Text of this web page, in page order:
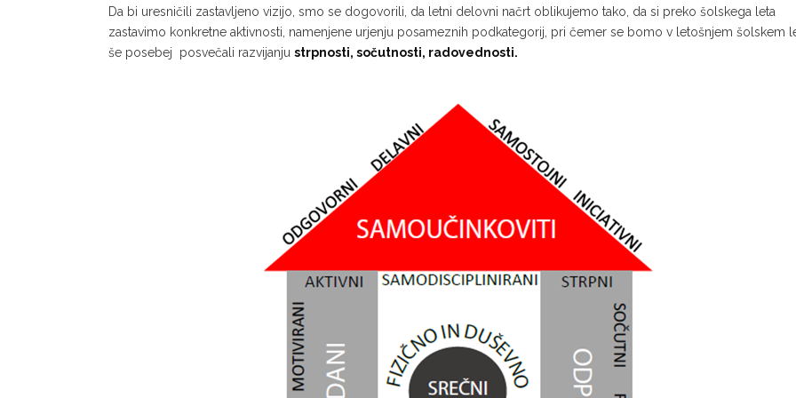
Da bi uresničili zastavljeno vizijo, smo se dogovorili, da letni delovni načrt oblikujemo tako, da si preko šolskega leta
zastavimo konkretne aktivnosti, namenjene urjenju posameznih podkategorij, pri čemer se bomo v letošnjem šolskem
še posebej posvečali razvijanju strpnosti, sočutnosti, radovednosti.